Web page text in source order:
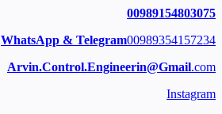
00989154803075
WhatsApp & Telegram00989354157234
Arvin.Control.Engineerin@Gmail.com
Instagram